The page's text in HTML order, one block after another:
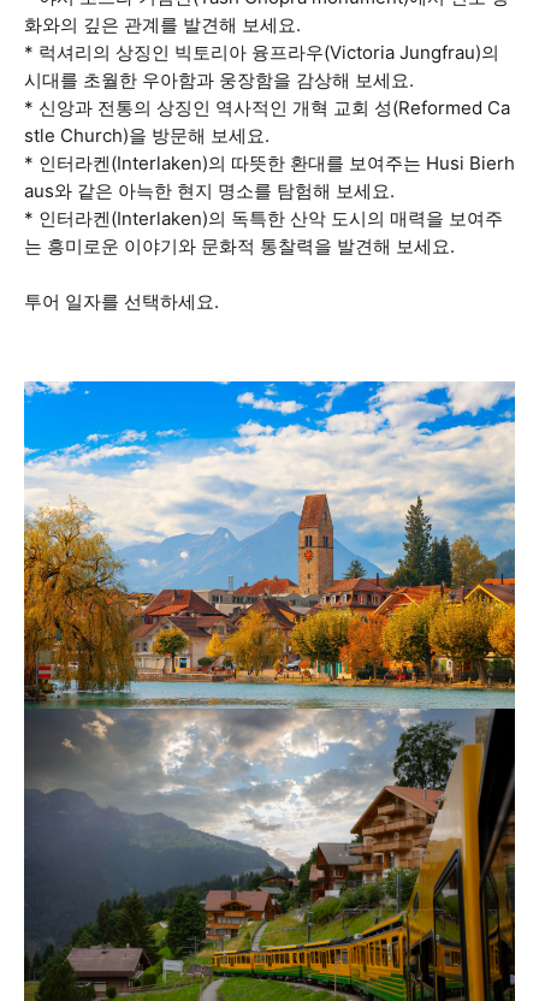
화와의 깊은 관계를 발견해 보세요.
* 럭셔리의 상징인 빅토리아 융프라우(Victoria Jungfrau)의
시대를 초월한 우아함과 웅장함을 감상해 보세요.
* 신앙과 전통의 상징인 역사적인 개혁 교회 성(Reformed Ca
stle Church)을 방문해 보세요.
* 인터라켄(Interlaken)의 따뜻한 환대를 보여주는 Husi Bierh
aus와 같은 아늑한 현지 명소를 탐험해 보세요.
* 인터라켄(Interlaken)의 독특한 산악 도시의 매력을 보여주
는 흥미로운 이야기와 문화적 통찰력을 발견해 보세요.
투어 일자를 선택하세요.